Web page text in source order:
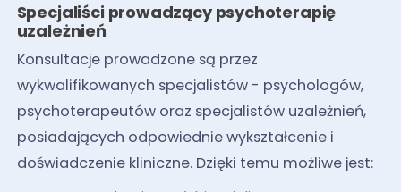
Specjaliści prowadzący psychoterapię
uzależnień
Konsultacje prowadzone są przez
wykwalifikowanych specjalistów - psychologów,
psychoterapeutów oraz specjalistów uzależnień,
posiadających odpowiednie wykształcenie i
doświadczenie kliniczne. Dzięki temu możliwe jest: